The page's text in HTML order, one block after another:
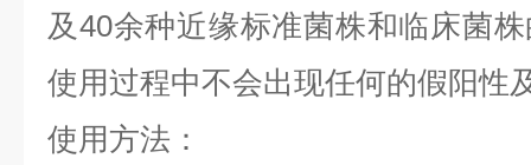
及 40余种近缘标准菌株和临床菌
使用过程中不会出现任何的假阳性
使用方法：